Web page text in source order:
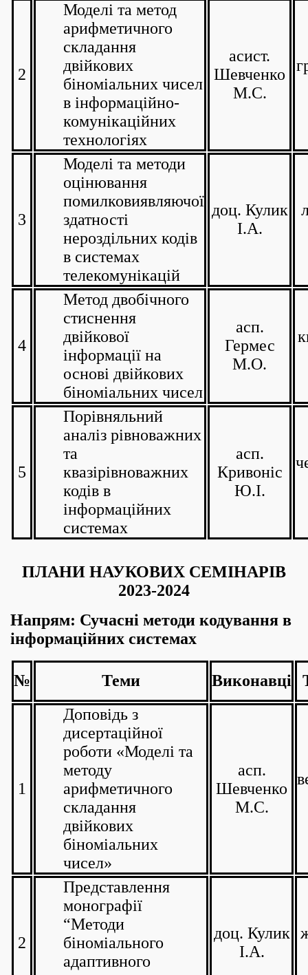
2
Моделі та метод
арифметичного
складання
двійкових
біноміальних чисел
в інформаційно-
комунікаційних
технологіях
асист.
Шевченко
М.С.
3
Моделі та методи
оцінювання
помилковиявляючої
здатності
нероздільних кодів
в системах
телекомунікацій
доц. Кулик
І.А.
4
Метод двобічного
стиснення
двійкової
інформації на
основі двійкових
біноміальних чисел
асп.
Гермес
М.О.
5
Порівняльний
аналіз рівноважних
та
квазірівноважних
кодів в
інформаційних
системах
асп.
Кривоніс
Ю.І.
ПЛАНИ НАУКОВИХ СЕМІНАРІВ
2023-2024
Напрям: Сучасні методи кодування в
інформаційних системах
№ Теми Виконавці
1
Доповідь з
дисертаційної
роботи «Моделі та
методу
арифметичного
складання
двійкових
біноміальних
чисел»
асп.
Шевченко
М.С.
2
Представлення
монографії
“Методи
біноміального
адаптивного
доц. Кулик
І.А.